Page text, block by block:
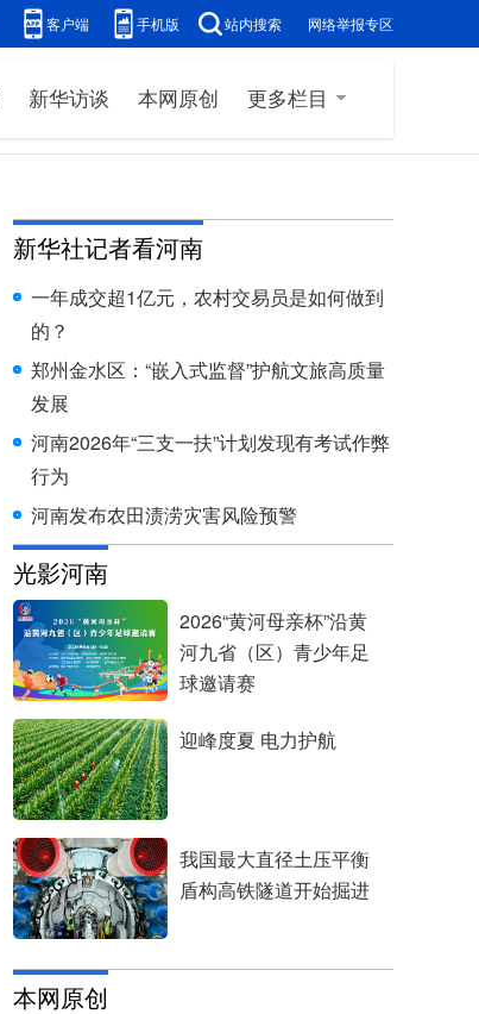
客户端 手机版 站内搜索 网络举报专区
新华访谈 本网原创 更多栏目